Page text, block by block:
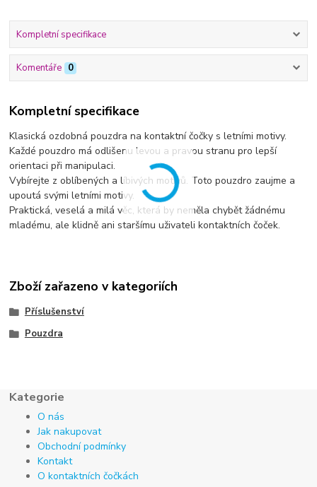
Kompletní specifikace
Komentáře 0
Kompletní specifikace
Klasická ozdobná pouzdra na kontaktní čočky s letními motivy.
Každé pouzdro má odlišenu levou a pravou stranu pro lepší
orientaci při manipulaci.
Vybírejte z oblíbených a líbivých motivů. Toto pouzdro zaujme a
upoutá svými letními motivy.
Praktická, veselá a milá věc, která by neměla chybět žádnému
mladému, ale klidně ani staršímu uživateli kontaktních čoček.
Zboží zařazeno v kategoriích
Příslušenství
Pouzdra
Kategorie
O nás
Jak nakupovat
Obchodní podmínky
Kontakt
O kontaktních čočkách